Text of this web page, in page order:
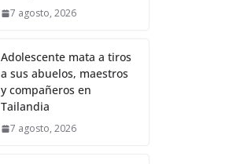
7 agosto, 2026
Adolescente mata a tiros
a sus abuelos, maestros
y compañeros en
Tailandia
7 agosto, 2026